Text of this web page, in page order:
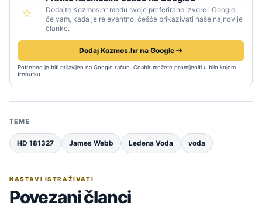
Dodajte Kozmos.hr među svoje preferirane izvore i Google
će vam, kada je relevantno, češće prikazivati naše najnovije
članke.
Dodaj Kozmos.hr na Google
Potrebno je biti prijavljen na Google račun. Odabir možete promijeniti u bilo kojem
trenutku.
TEME
HD 181327 James Webb Ledena Voda voda
NASTAVI ISTRAŽIVATI
Povezani članci